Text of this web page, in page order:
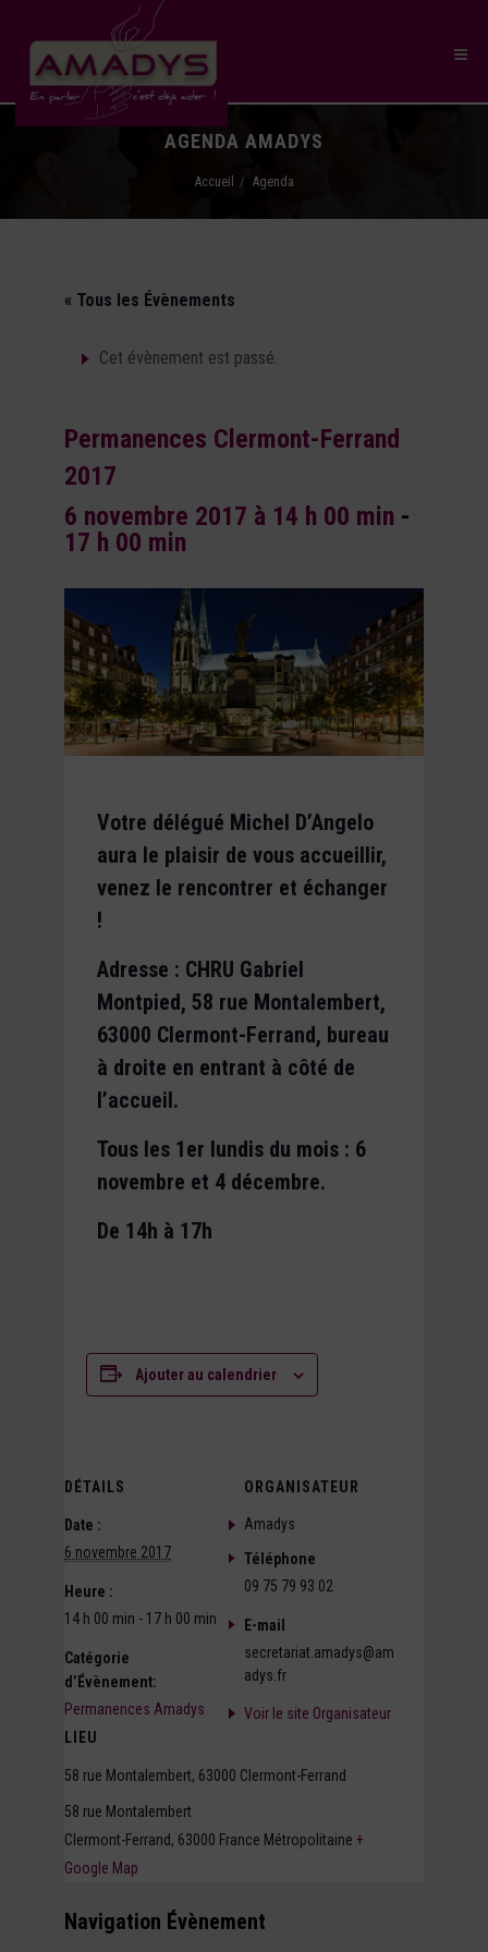
AGENDA AMADYS
Accueil Agenda
« Tous les Évènements
Cet évènement est passé.
Permanences Clermont-Ferrand
2017
6 novembre 2017 à 14 h 00 min -
17 h 00 min
Votre délégué Michel D’Angelo
aura le plaisir de vous accueillir,
venez le rencontrer et échanger
!
Adresse : CHRU Gabriel
Montpied, 58 rue Montalembert,
63000 Clermont-Ferrand, bureau
à droite en entrant à côté de
l’accueil.
Tous les 1er lundis du mois : 6
novembre et 4 décembre.
De 14h à 17h
Ajouter au calendrier
DÉTAILS
Date :
6 novembre 2017
Heure :
14 h 00 min - 17 h 00 min
Catégorie
d’Évènement:
Permanences Amadys
LIEU
58 rue Montalembert, 63000 Clermont-Ferrand
58 rue Montalembert
Clermont-Ferrand, 63000 France Métropolitaine +
Google Map
ORGANISATEUR
Amadys
Téléphone
09 75 79 93 02
E-mail
secretariat.amadys@am
adys.fr
Voir le site Organisateur
Navigation Évènement